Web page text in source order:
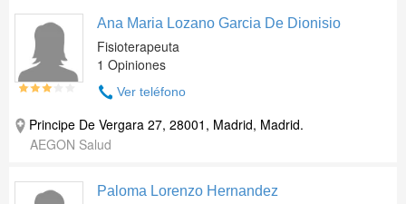
Ana Maria Lozano Garcia De Dionisio
Fisioterapeuta
1 Opiniones
Ver teléfono
Principe De Vergara 27, 28001, Madrid, Madrid.
AEGON Salud
Paloma Lorenzo Hernandez